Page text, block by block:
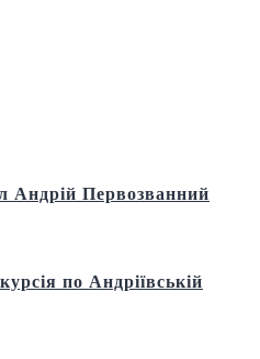
Андрій Первозванний
по Андріївській